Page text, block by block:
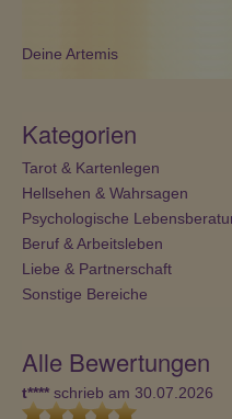
Deine Artemis
Kategorien
Tarot & Kartenlegen
Hellsehen & Wahrsagen
Psychologische
Beruf & Arbeitsleben
Liebe & Partnerschaft
Sonstige Bereiche
Alle Bewertungen
t**** schrieb am 30.07.2026